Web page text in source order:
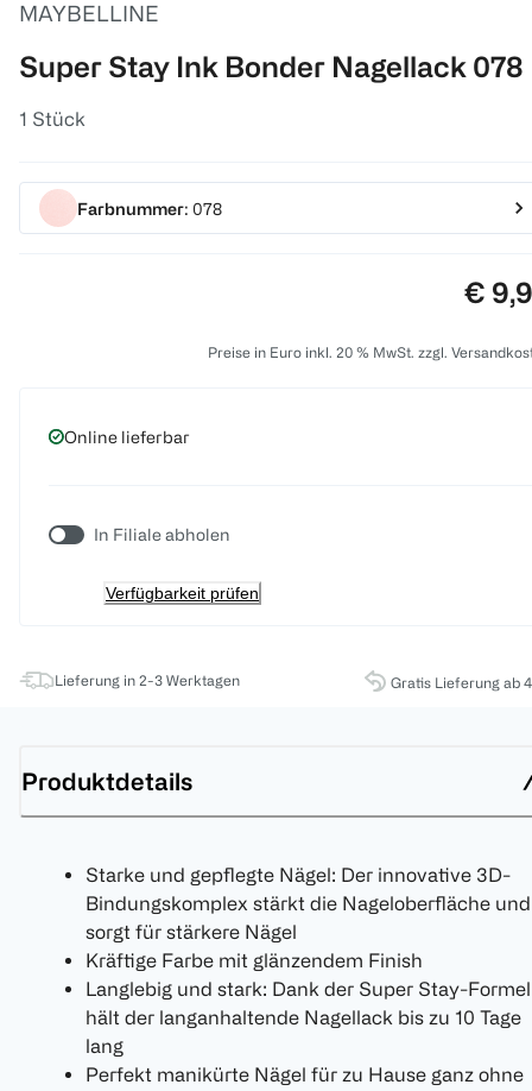
MAYBELLINE
Super Stay Ink Bonder Nagellack 078
1 Stück
Farbnummer: 078
€
Preise in Euro inkl. 20 % MwSt. zzgl.
Online lieferbar
In Filiale abholen
Verfügbarkeit prüfen
Lieferung in 2-3 Werktagen Gratis Lieferung ab
Produktdetails
Starke und gepflegte Nägel: Der innovative 3D-
Bindungskomplex stärkt die Nageloberfläche und
sorgt für stärkere Nägel
Kräftige Farbe mit glänzendem Finish
Langlebig und stark: Dank der Super Stay-Formel
hält der langanhaltende Nagellack bis zu 10 Tage
lang
Perfekt manikürte Nägel für zu Hause ganz ohne